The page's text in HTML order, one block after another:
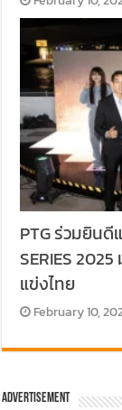
PTG ร่วมยินดี
SERIES
แข่งไทย
February 10,
Advertisement